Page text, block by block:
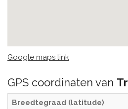
Google maps link
GPS coordinaten van
Breedtegraad (latitude)